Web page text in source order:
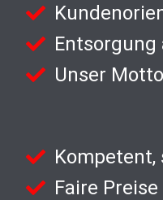
Entsorgung
Unser
Kompetent,
Faire Preise